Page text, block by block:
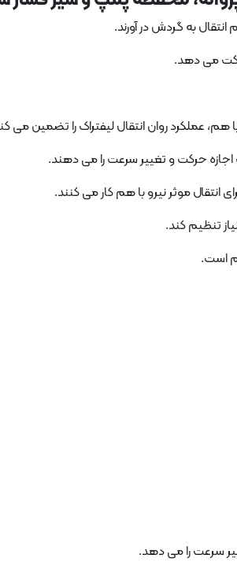
انتقال به گردش در آورند.
می دهد.
عملکرد روان انتقال لیفتراک را تضمین می
اجازه حرکت و تغییر سرعت را می دهند.
موثر نیرو با هم کار می کنند.
تنظیم کند.
است.
سرعت را می دهد.